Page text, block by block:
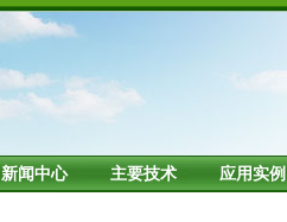
新闻中心 主要技术 应用实例